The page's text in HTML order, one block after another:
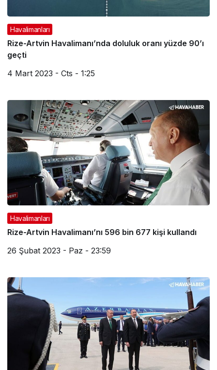
Havalimanları
Rize-Artvin Havalimanı’nda doluluk oranı yüzde 90’ı
geçti
4 Mart 2023 - Cts - 1:25
Havalimanları
Rize-Artvin Havalimanı’nı 596 bin 677 kişi kullandı
26 Şubat 2023 - Paz - 23:59